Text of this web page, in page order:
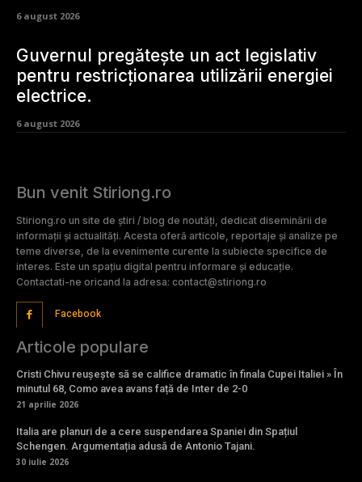
6 august 2026
Guvernul pregătește un act legislativ
pentru restricționarea utilizării energiei
electrice.
6 august 2026
Bun venit Stiriong.ro
Stiriong.ro un site de știri / blog de noutăți, dedicat diseminării de
informații și actualități. Acesta oferă articole, reportaje și analize pe
teme diverse, de la evenimente curente la subiecte specifice de
interes. Este un spațiu digital pentru informare și educație.
Contactati-ne oricand la adresa: contact@stiriong.ro
Facebook
Articole populare
Cristi Chivu reușește să se califice dramatic în finala Cupei Italiei » În
minutul 68, Como avea avans față de Inter de 2-0
21 aprilie 2026
Italia are planuri de a cere suspendarea Spaniei din Spațiul
Schengen. Argumentația adusă de Antonio Tajani.
30 iulie 2026